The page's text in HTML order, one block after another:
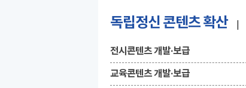
독립정신 콘텐츠 확산
전시콘텐츠 개발·보급
교육콘텐츠 개발·보급